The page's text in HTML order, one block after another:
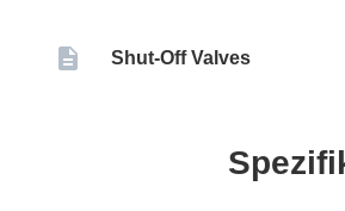
Shut-Off Valves